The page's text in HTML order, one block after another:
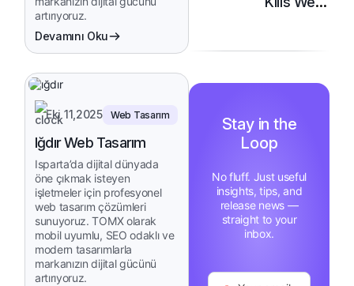
artırıyoruz.
Devamını Oku
Eki 11,2025 Web Tasarım
Iğdır Web Tasarım
Isparta’da dijital dünyada
öne çıkmak isteyen
işletmeler için profesyonel
web tasarım çözümleri
sunuyoruz. TOMX olarak
mobil uyumlu, SEO odaklı ve
modern tasarımlarla
markanızın dijital gücünü
artırıyoruz.
Stay in the
Loop
No fluff. Just useful
insights, tips, and
release news —
straight to your
inbox.